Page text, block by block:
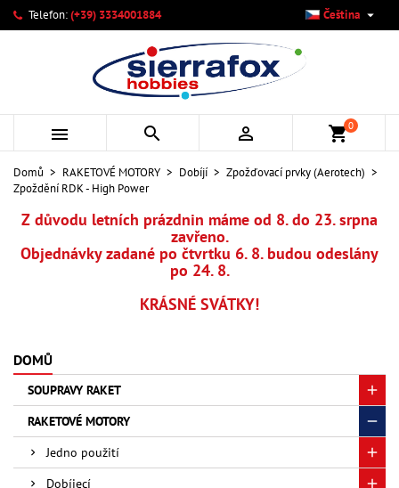
Telefon:(+39) 3334001884 Čeština 
   shopping_cart0
Domů RAKETOVÉ MOTORY Dobíjí
Zpožďovací prvky (Aerotech)
Zpoždění RDK - High Power
Z důvodu letních prázdnin máme od 8. do 23. srpna
zavřeno.
Objednávky zadané po čtvrtku 6. 8. budou odeslány
po 24. 8.
KRÁSNÉ SVÁTKY!
DOMŮ
SOUPRAVY RAKET
RAKETOVÉ MOTORY
Jedno použití
Dobíjecí
Můj seznam přání ×
Vytvořit nový seznam
((modalTitle)) ×
((confirmMessage))
((cancelText)) ((modalDeleteText))
Vytvořit seznam přání ×
Název seznamu přání
Zrušit Vytvořit seznam přání
Přihlásit se ×
Musíte být přihlášen, abyste si mohli výrobky uložit do
svého seznamu přání.
Zrušit Přihlásit se